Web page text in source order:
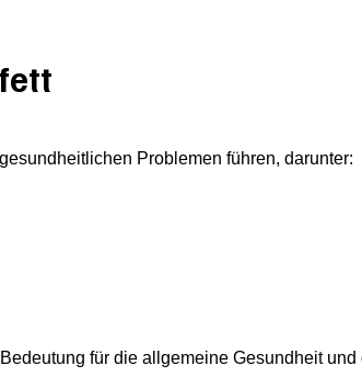
Problemen führen, darunter:
für die allgemeine Gesundheit